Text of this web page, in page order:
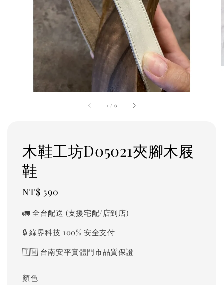
1 / 6
木鞋工坊D05021夾腳木屐
鞋
Regular
NT$ 590
🚛 全台配送 (支援宅配/店到店)
🔒 綠界科技 100% 安全支付
🇹🇼 台南安平實體門市品質保證
顏色